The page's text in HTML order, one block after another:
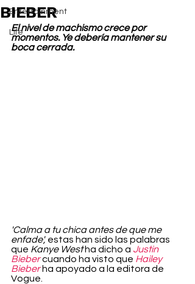
Entertainment
Life
BIEBER
El nivel de machismo crece por
momentos. Ye debería mantener su
boca cerrada.
'Calma a tu chica antes de que me
enfade', estas han sido las palabras
que Kanye West ha dicho a Justin
Bieber cuando ha visto que Hailey
Bieber ha apoyado a la editora de
Vogue.